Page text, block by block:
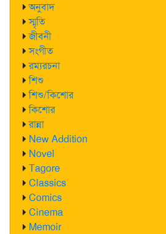
অনুবাদ
স্মৃতি
জীবনী
সংগীত
রম্যরচনা
শিশু
শিশু/কিশোর
কিশোর
রান্না
New Addition
Novel
Tagore
Classics
Comics
Cinema
Memoir